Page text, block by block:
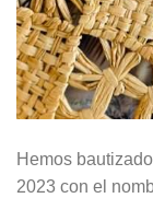
Hemos
2023 con el